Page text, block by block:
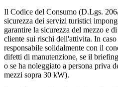
Il Codice del Consumo (D.Lgs.
sicurezza dei servizi turistici
garantire la sicurezza del mezzo e
cliente sui rischi dell'attivita. In
responsabile solidalmente con il
difetti di manutenzione, se il
o se ha noleggiato a persona priva
mezzi sopra 30 kW).